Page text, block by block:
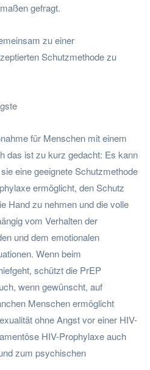
gefragt.
zu einer
Schutzmethode zu
für Menschen mit einem
das ist zu kurz gedacht: Es kann
eine geeignete Schutzmethode
ermöglicht, den Schutz
Hand zu nehmen und die volle
vom Verhalten der
und dem emotionalen
Wenn beim
schützt die PrEP
wenn gewünscht, auf
Menschen ermöglicht
ohne Angst vor einer HIV-
HIV-Prophylaxe auch
zum psychischen